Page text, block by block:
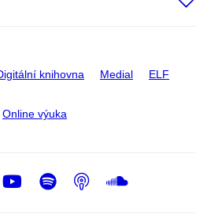
knihovna Medial ELF
Online výuka
Youtube
Spotify
Podcast